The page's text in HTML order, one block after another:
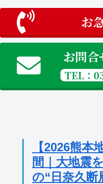
お
お問合
TEL：
【2026熊本
間｜大地震
の“日奈久断